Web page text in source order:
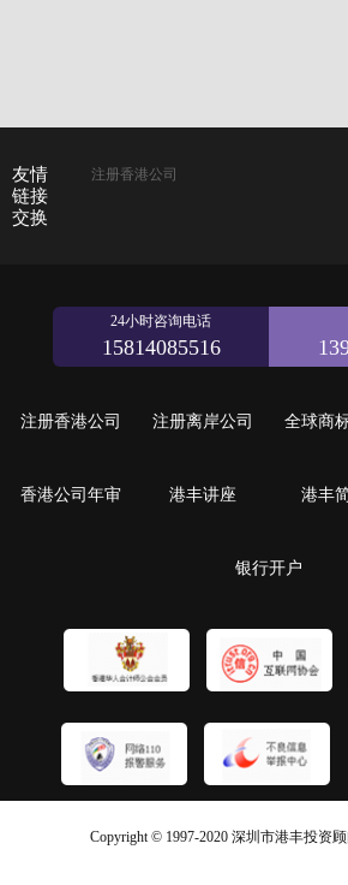
友情
链接
交换
注册香港公司
24小时咨询电话
15814085516
注册香港公司 注册离岸公司 全球商
香港公司年审 港丰讲座 港丰
银行开户
Copyright © 1997-2020 深圳市港丰投资